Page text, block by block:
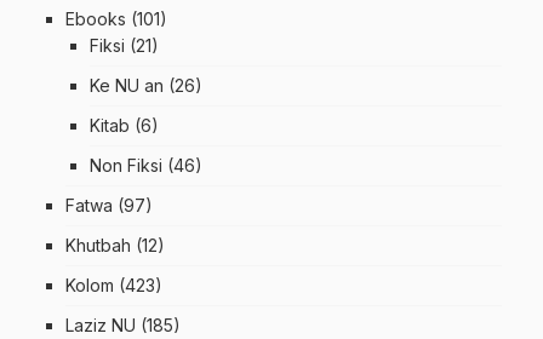
Ebooks (101)
Fiksi (21)
Ke NU an (26)
Kitab (6)
Non Fiksi (46)
Fatwa (97)
Khutbah (12)
Kolom (423)
Laziz NU (185)